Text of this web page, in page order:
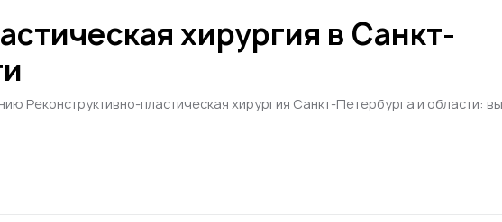
хирургия в Санкт-
Реконструктивно-пластическая хирургия Санкт-Петербурга и области: